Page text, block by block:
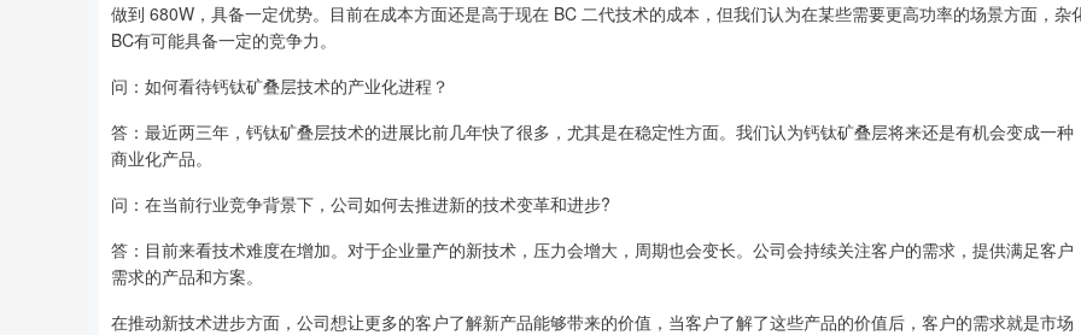
做到 680W，具备一定优势。目前在成本方面还是高于现在 BC 二代技术的成本，但我们认为在某些需要更高功率的场景方面，杂
BC有可能具备一定的竞争力。
问：如何看待钙钛矿叠层技术的产业化进程？
答：最近两三年，钙钛矿叠层技术的进展比前几年快了很多，尤其是在稳定性方面。我们认为钙钛矿叠层将来还是有机会变成一种
商业化产品。
问：在当前行业竞争背景下，公司如何去推进新的技术变革和进步?
答：目前来看技术难度在增加。对于企业量产的新技术，压力会增大，周期也会变长。公司会持续关注客户的需求，提供满足客户
需求的产品和方案。
在推动新技术进步方面，公司想让更多的客户了解新产品能够带来的价值，当客户了解了这些产品的价值后，客户的需求就是市场